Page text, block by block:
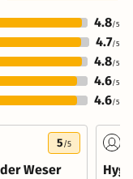
4.8/5
4.7/5
4.8/5
4.6/5
4.6/5
5/5
Weser